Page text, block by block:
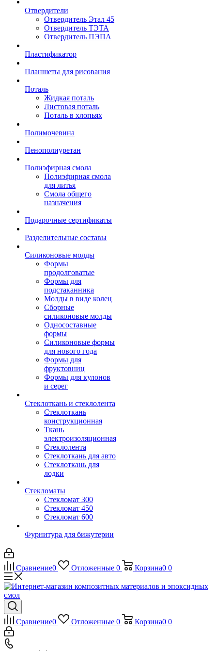
Отвердители
Отвердитель Этал 45
Отвердитель ТЭТА
Отвердитель ПЭПА
Пластификатор
Планшеты для рисования
Поталь
Жидкая поталь
Листовая поталь
Поталь в хлопьях
Полимочевина
Пенополиуретан
Полиэфирная смола
Полиэфирная смола
для литья
Смола общего
назначения
Подарочные сертификаты
Разделительные составы
Силиконовые молды
Формы
продолговатые
Формы для
подстаканника
Молды в виде колец
Сборные
силиконовые молды
Односоставные
формы
Силиконовые формы
для нового года
Формы для
фруктовниц
Формы для кулонов
и серег
Стеклоткань и стеклолента
Стеклоткань
конструкционная
Ткань
электроизоляционная
Стеклолента
Стеклоткань для авто
Стеклоткань для
лодки
Стекломаты
Стекломат 300
Стекломат 450
Стекломат 600
Фурнитура для бижутерии
Сравнение0 Отложенные 0 Корзина0 0
Сравнение0 Отложенные 0 Корзина0 0